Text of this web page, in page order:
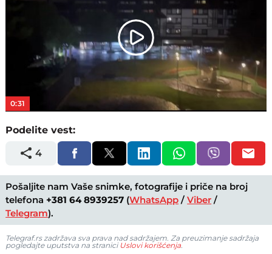
Play
Video
0:31
Podelite vest:
4
Pošaljite nam Vaše snimke, fotografije i priče na broj
telefona +381 64 8939257 (WhatsApp /Viber /
Telegram).
Telegraf.rs zadržava sva prava nad sadržajem. Za preuzimanje sadržaja
pogledajte uputstva na stranici Uslovi korišćenja.